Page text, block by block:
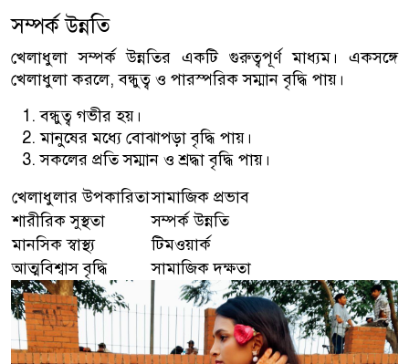
সম্পর্ক উন্নতি
খেলাধুলা সম্পর্ক উন্নতির একটি গুরুত্বপূর্ণ মাধ্যম। একসঙ্গে
খেলাধুলা করলে, বন্ধুত্ব ও পারস্পরিক সম্মান বৃদ্ধি পায়।
বন্ধুত্ব গভীর হয়।
মানুষের মধ্যে বোঝাপড়া বৃদ্ধি পায়।
সকলের প্রতি সম্মান ও শ্রদ্ধা বৃদ্ধি পায়।
খেলাধুলার উপকারিতাসামাজিক প্রভাব
শারীরিক সুস্থতা
সম্পর্ক উন্নতি
মানসিক স্বাস্থ্য
টিমওয়ার্ক
আত্মবিশ্বাস বৃদ্ধি
সামাজিক দক্ষতা